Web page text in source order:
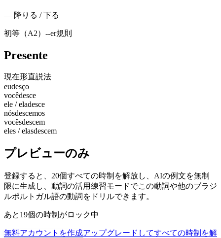
— 降りる / 下る
初等（A2） --er規則
Presente
現在形直説法
eudesço
vocêdesce
ele / eladesce
nósdescemos
vocêsdescem
eles / elasdescem
プレビューのみ
登録すると、20個すべての時制を解放し、AIの例文を無制
限に生成し、動詞の活用練習モードでこの動詞や他のブラジ
ルポルトガル語の動詞をドリルできます。
あと19個の時制がロック中
無料アカウントを作成アップグレードしてすべての時制を解